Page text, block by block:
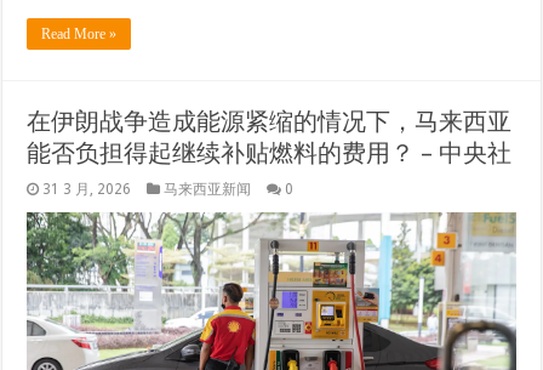
Read More »
在伊朗战争造成能源紧缩的情况下，马来西亚
能否负担得起继续补贴燃料的费用？ – 中央社
31 3 月, 2026 马来西亚新闻 0